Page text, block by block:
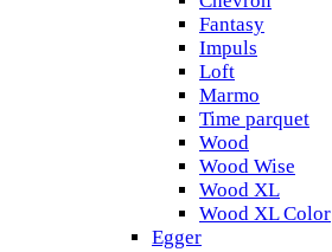
Fantasy
Impuls
Loft
Marmo
Time parquet
Wood
Wood Wise
Wood XL
Wood XL Color
Egger